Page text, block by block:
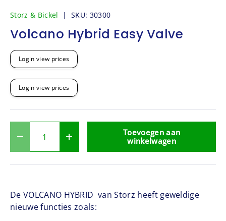
Storz & Bickel |SKU: 30300
Volcano Hybrid Easy Valve
Login view prices
Login view prices
- +
Toevoegen aan
winkelwagen
De VOLCANO HYBRID van Storz heeft geweldige
nieuwe functies zoals: